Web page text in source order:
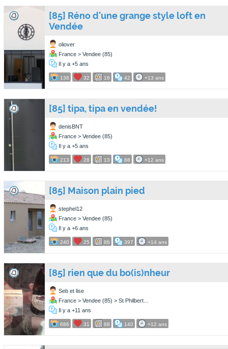
[85] Réno d'une grange style loft en
Vendée
oliover
France > Vendee (85)
Il y a +5 ans
138 32 16 42 +13 ans
[85] tipa, tipa en vendée!
denisBNT
France > Vendee (85)
Il y a +5 ans
213 28 13 88 +12 ans
[85] Maison plain pied
stephel12
France > Vendee (85)
Il y a +6 ans
240 25 86 397 +14 ans
[85] rien que du bo(is)nheur
Seb et lise
France > Vendee (85) > St Philbert...
Il y a +11 ans
686 31 88 140 +12 ans